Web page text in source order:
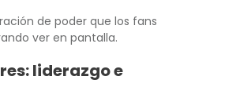
de poder que los fans
ver en pantalla.
liderazgo e